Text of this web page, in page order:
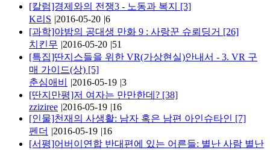
[칼럼]경제와의 전쟁3 - 노동과 복지 [3]
K리S |2016-05-20 |6
[과학]야밤의 공대생 만화 9 : 사랑꾼 슈뢰딩거 [26]
치킨무 |2016-05-20 |51
[특집]딴지스들을 위한 VR(가상현실)안내서 - 3. VR 구
매 가이드(상) [5]
춘심애비
|2016-05-19 |3
[딴지만평]저 여자는 만만한데? [38]
zziziree |2016-05-19 |16
[인물]천재의 사생활: 남자 혹은 남편 아인슈타인 [7]
펜더 |2016-05-19 |16
[서평]어버이연합 반대편에 있는 어른들: 별난 사람 별난